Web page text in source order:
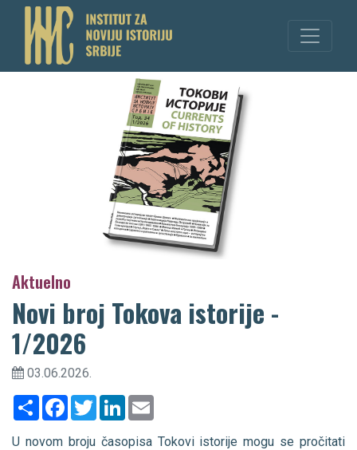
Aktuelno
Novi broj Tokova istorije -
1/2026
03.06.2026.
Share FacebookTwitterLinkedIn
U novom broju časopisa Tokovi istorije mogu se pročitati